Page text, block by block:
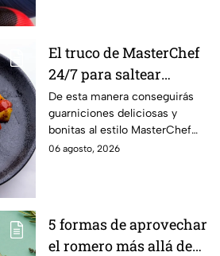
El truco de MasterChef
24/7 para saltear
verduras crujientes y
con mucho color
De esta manera conseguirás
guarniciones deliciosas y
bonitas al estilo MasterChef
24/7.
06 agosto, 2026
5 formas de aprovechar
el romero más allá de